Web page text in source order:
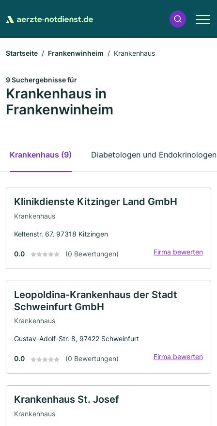
Startseite Frankenwinheim Krankenhaus
9 Suchergebnisse für
Krankenhaus in
Frankenwinheim
Krankenhaus (9) Diabetologen und
Klinikdienste Kitzinger Land GmbH
Krankenhaus
Keltenstr. 67, 97318 Kitzingen
0.0 (0 Bewertungen) Firma bewerten
Leopoldina-Krankenhaus der Stadt
Schweinfurt GmbH
Krankenhaus
Gustav-Adolf-Str. 8, 97422 Schweinfurt
0.0 (0 Bewertungen) Firma bewerten
Krankenhaus St. Josef
Krankenhaus